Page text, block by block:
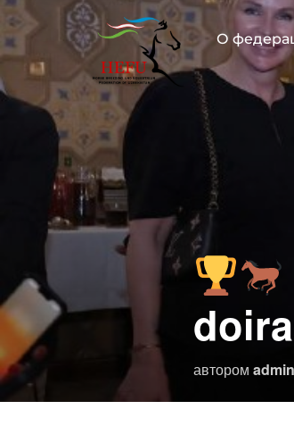
Перейти
содержимому
О
автором admin